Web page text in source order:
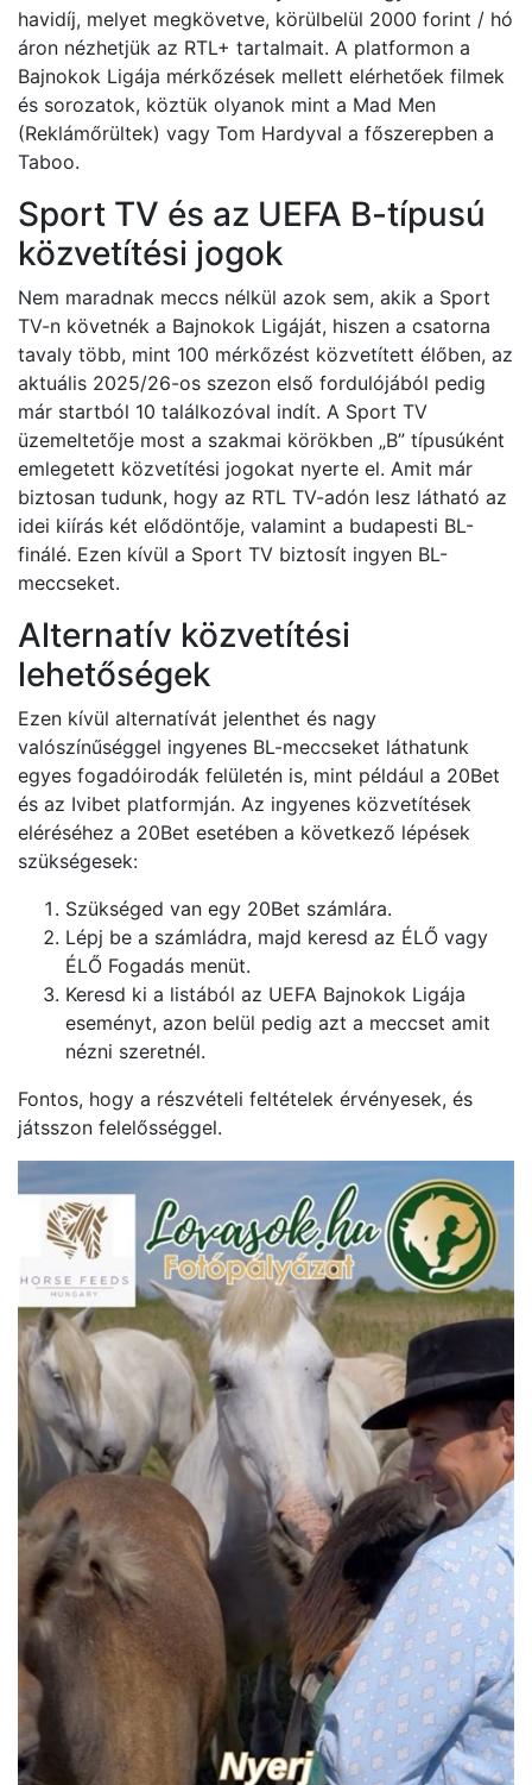
havidíj, melyet megkövetve, körülbelül 2000 forint / hó
áron nézhetjük az RTL+ tartalmait. A platformon a
Bajnokok Ligája mérkőzések mellett elérhetőek filmek
és sorozatok, köztük olyanok mint a Mad Men
(Reklámőrültek) vagy Tom Hardyval a főszerepben a
Taboo.
Sport TV és az UEFA B-típusú
közvetítési jogok
Nem maradnak meccs nélkül azok sem, akik a Sport
TV-n követnék a Bajnokok Ligáját, hiszen a csatorna
tavaly több, mint 100 mérkőzést közvetített élőben, az
aktuális 2025/26-os szezon első fordulójából pedig
már startból 10 találkozóval indít. A Sport TV
üzemeltetője most a szakmai körökben „B” típusúként
emlegetett közvetítési jogokat nyerte el. Amit már
biztosan tudunk, hogy az RTL TV-adón lesz látható az
idei kiírás két elődöntője, valamint a budapesti BL-
finálé. Ezen kívül a Sport TV biztosít ingyen BL-
meccseket.
Alternatív közvetítési
lehetőségek
Ezen kívül alternatívát jelenthet és nagy
valószínűséggel ingyenes BL-meccseket láthatunk
egyes fogadóirodák felületén is, mint például a 20Bet
és az Ivibet platformján. Az ingyenes közvetítések
eléréséhez a 20Bet esetében a következő lépések
szükségesek:
Szükséged van egy 20Bet számlára.
Lépj be a számládra, majd keresd az ÉLŐ vagy
ÉLŐ Fogadás menüt.
Keresd ki a listából az UEFA Bajnokok Ligája
eseményt, azon belül pedig azt a meccset amit
nézni szeretnél.
Fontos, hogy a részvételi feltételek érvényesek, és
játsszon felelősséggel.